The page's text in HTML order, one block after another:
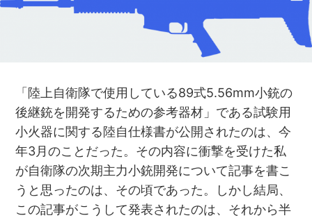
「陸上自衛隊で使用している89式5.56mm小銃の
後継銃を開発するための参考器材」である試験用
小火器に関する陸自仕様書が公開されたのは、今
年3月のことだった。その内容に衝撃を受けた私
が自衛隊の次期主力小銃開発について記事を書こ
うと思ったのは、その頃であった。しかし結局、
この記事がこうして発表されたのは、それから半